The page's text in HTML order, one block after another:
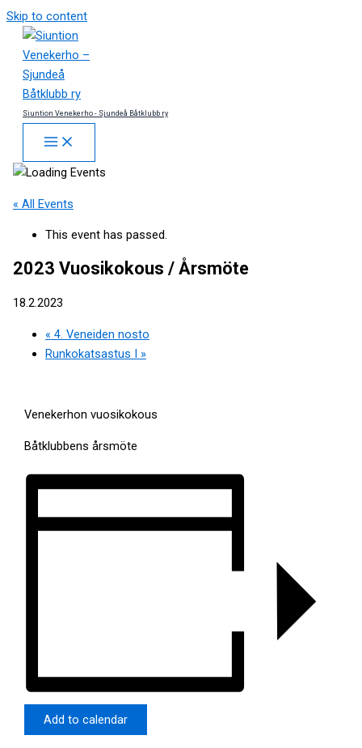
Skip to content
Siuntion Venekerho - Sjundeå Båtklubb ry
« All Events
This event has passed.
2023 Vuosikokous / Årsmöte
18.2.2023
« 4. Veneiden nosto
Runkokatsastus I »
Venekerhon vuosikokous
Båtklubbens årsmöte
Add to calendar